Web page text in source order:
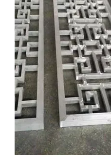
нержавеющей стали,
Металлическая лист и
2. Прикладные отрасли:
Автомобили, мотоциклы,
химическая техника,
Машины, инженерная
судостроение и другие